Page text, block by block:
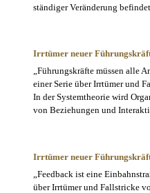
ständiger Veränderung
Irrtümer neuer
„Führungskräfte müssen alle
einer Serie über Irrtümer und
In der Systemtheorie wird
von Beziehungen und
Irrtümer neuer
„Feedback ist eine
über Irrtümer und Fallstricke